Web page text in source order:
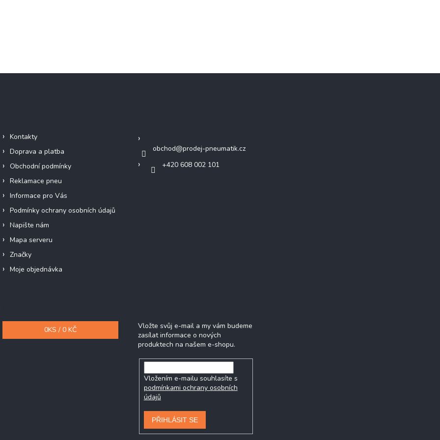
Kontakty
Doprava a platba
Obchodní podmínky
Reklamace pneu
Informace pro Vás
Podmínky ochrany osobních údajů
Napište nám
Mapa serveru
Značky
Moje objednávka
obchod@prodej-pneumatik.cz
+420 608 002 101
0KS / 0 KČ
Vložte svůj e-mail a my vám budeme
zasílat informace o nových
produktech na našem e-shopu.
Vložením e-mailu souhlasíte s
podmínkami ochrany osobních
údajů
PŘIHLÁSIT SE